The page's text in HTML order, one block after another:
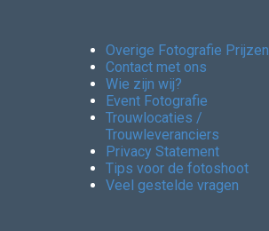
Overige Fotografie Prijzen
Contact met ons
Wie zijn wij?
Event Fotografie
Trouwlocaties /
Trouwleveranciers
Privacy Statement
Tips voor de fotoshoot
Veel gestelde vragen